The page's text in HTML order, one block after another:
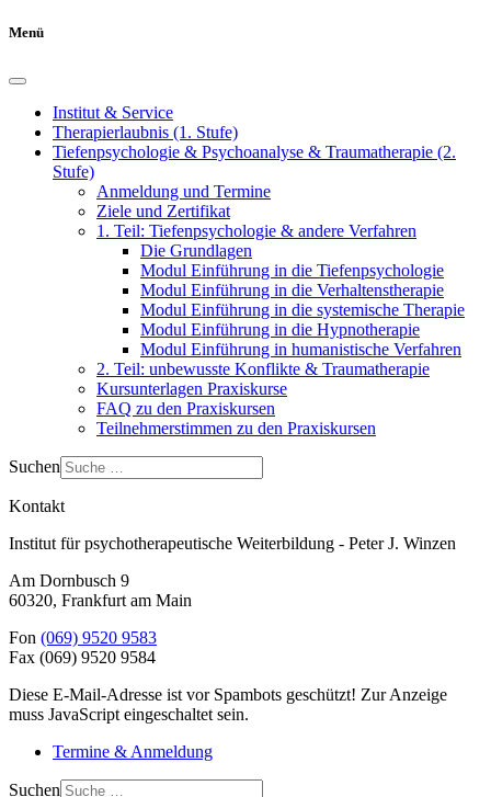
Menü
Institut & Service
Therapierlaubnis (1. Stufe)
Tiefenpsychologie & Psychoanalyse & Traumatherapie (2.
Stufe)
Anmeldung und Termine
Ziele und Zertifikat
1. Teil: Tiefenpsychologie & andere Verfahren
Die Grundlagen
Modul Einführung in die Tiefenpsychologie
Modul Einführung in die Verhaltenstherapie
Modul Einführung in die systemische Therapie
Modul Einführung in die Hypnotherapie
Modul Einführung in humanistische Verfahren
2. Teil: unbewusste Konflikte & Traumatherapie
Kursunterlagen Praxiskurse
FAQ zu den Praxiskursen
Teilnehmerstimmen zu den Praxiskursen
Suchen
Kontakt
Institut für psychotherapeutische Weiterbildung - Peter J. Winzen
Am Dornbusch 9
60320, Frankfurt am Main
Fon (069) 9520 9583
Fax (069) 9520 9584
Diese E-Mail-Adresse ist vor Spambots geschützt! Zur Anzeige
muss JavaScript eingeschaltet sein.
Termine & Anmeldung
Suchen